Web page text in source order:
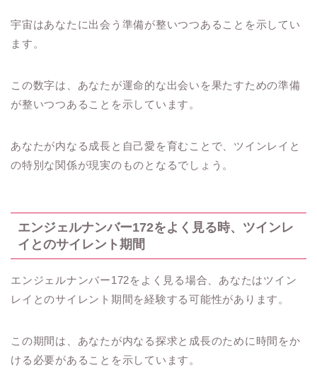
宇宙はあなたに出会う準備が整いつつあることを示してい
ます。
この数字は、あなたが運命的な出会いを果たすための準備
が整いつつあることを示しています。
あなたが内なる成長と自己愛を育むことで、ツインレイと
の特別な関係が現実のものとなるでしょう。
エンジェルナンバー172をよく見る時、ツインレ
イとのサイレント期間
エンジェルナンバー172をよく見る場合、あなたはツイン
レイとのサイレント期間を経験する可能性があります。
この期間は、あなたが内なる探求と成長のために時間をか
ける必要があることを示しています。